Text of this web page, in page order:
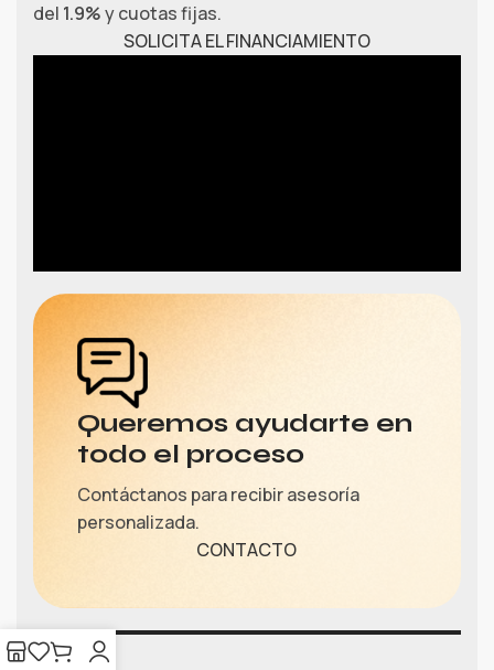
del 1.9%y cuotas fijas.
SOLICITA EL FINANCIAMIENTO
Queremos ayudarte en
todo el proceso
Contáctanos para recibir asesoría
personalizada.
CONTACTO